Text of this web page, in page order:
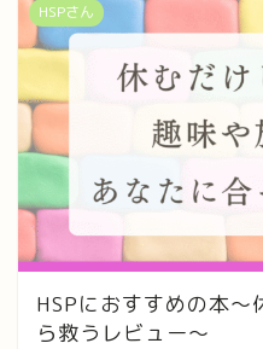
HSPさん
HSPにおすすめの本
ら救うレビュー〜